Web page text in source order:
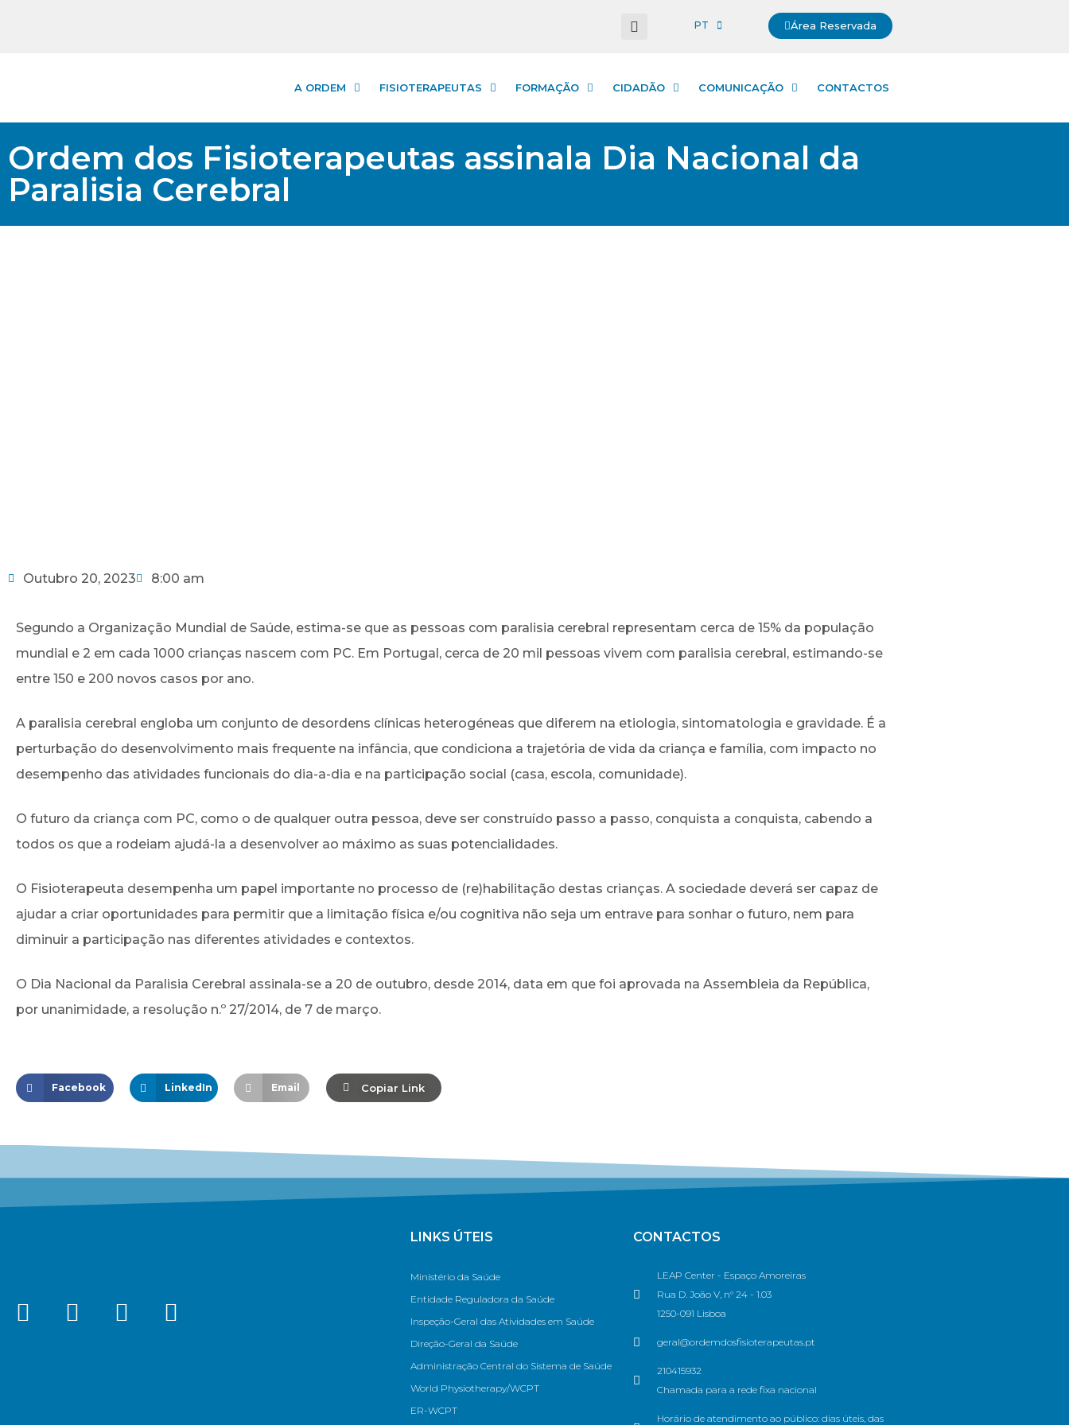
PT Área Reservada
A ORDEM FISIOTERAPEUTAS FORMAÇÃO CIDADÃO COMUNICAÇÃO CONTACTOS
Ordem dos Fisioterapeutas assinala Dia Nacional da
Paralisia Cerebral
Outubro 20, 2023 8:00 am
Segundo a Organização Mundial de Saúde, estima-se que as pessoas com paralisia cerebral representam cerca de 15% da população
mundial e 2 em cada 1000 crianças nascem com PC. Em Portugal, cerca de 20 mil pessoas vivem com paralisia cerebral, estimando-se
entre 150 e 200 novos casos por ano.
A paralisia cerebral engloba um conjunto de desordens clínicas heterogéneas que diferem na etiologia, sintomatologia e gravidade. É a
perturbação do desenvolvimento mais frequente na infância, que condiciona a trajetória de vida da criança e família, com impacto no
desempenho das atividades funcionais do dia-a-dia e na participação social (casa, escola, comunidade).
O futuro da criança com PC, como o de qualquer outra pessoa, deve ser construído passo a passo, conquista a conquista, cabendo a
todos os que a rodeiam ajudá-la a desenvolver ao máximo as suas potencialidades.
O Fisioterapeuta desempenha um papel importante no processo de (re)habilitação destas crianças. A sociedade deverá ser capaz de
ajudar a criar oportunidades para permitir que a limitação física e/ou cognitiva não seja um entrave para sonhar o futuro, nem para
diminuir a participação nas diferentes atividades e contextos.
O Dia Nacional da Paralisia Cerebral assinala-se a 20 de outubro, desde 2014, data em que foi aprovada na Assembleia da República,
por unanimidade, a resolução n.º 27/2014, de 7 de março.
Facebook LinkedIn Email Copiar Link
LINKS ÚTEIS
Ministério da Saúde
Entidade Reguladora da Saúde
Inspeção-Geral das Atividades em Saúde
Direção-Geral da Saúde
Administração Central do Sistema de Saúde
World Physiotherapy/WCPT
ER-WCPT
CONTACTOS
LEAP Center - Espaço Amoreiras
Rua D. João V, n° 24 - 1.03
1250-091 Lisboa
geral@ordemdosfisioterapeutas.pt
210415932
Chamada para a rede fixa nacional
Horário de atendimento ao público: dias úteis, das